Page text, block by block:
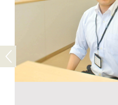
Previous